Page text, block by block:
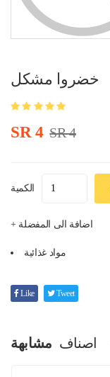
خضروا مشكل
SR 4 SR 4
الكمية
+ اضافة الى المفضلة
مواد غذائية
Like Tweet
اصناف مشابهة